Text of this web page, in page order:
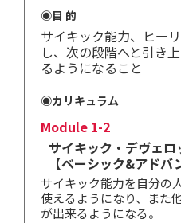
◉目 的
サイキック能力、ヒー
し、次の段階へと引き
るようになること
◉カリキュラム
Module 1-2
サイキック・デヴェロ
【ベーシック&アドバ
サイキック能力を自分の
使えるようになり、また
が出来るようになる。